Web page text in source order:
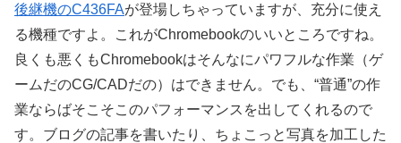
後継機のC436FAが登場しちゃっていますが、充分に使え
る機種ですよ。これがChromebookのいいところですね。
良くも悪くもChromebookはそんなにパワフルな作業（ゲ
ームだのCG/CADだの）はできません。でも、“普通”の作
業ならばそこそこのパフォーマンスを出してくれるので
す。ブログの記事を書いたり、ちょこっと写真を加工した